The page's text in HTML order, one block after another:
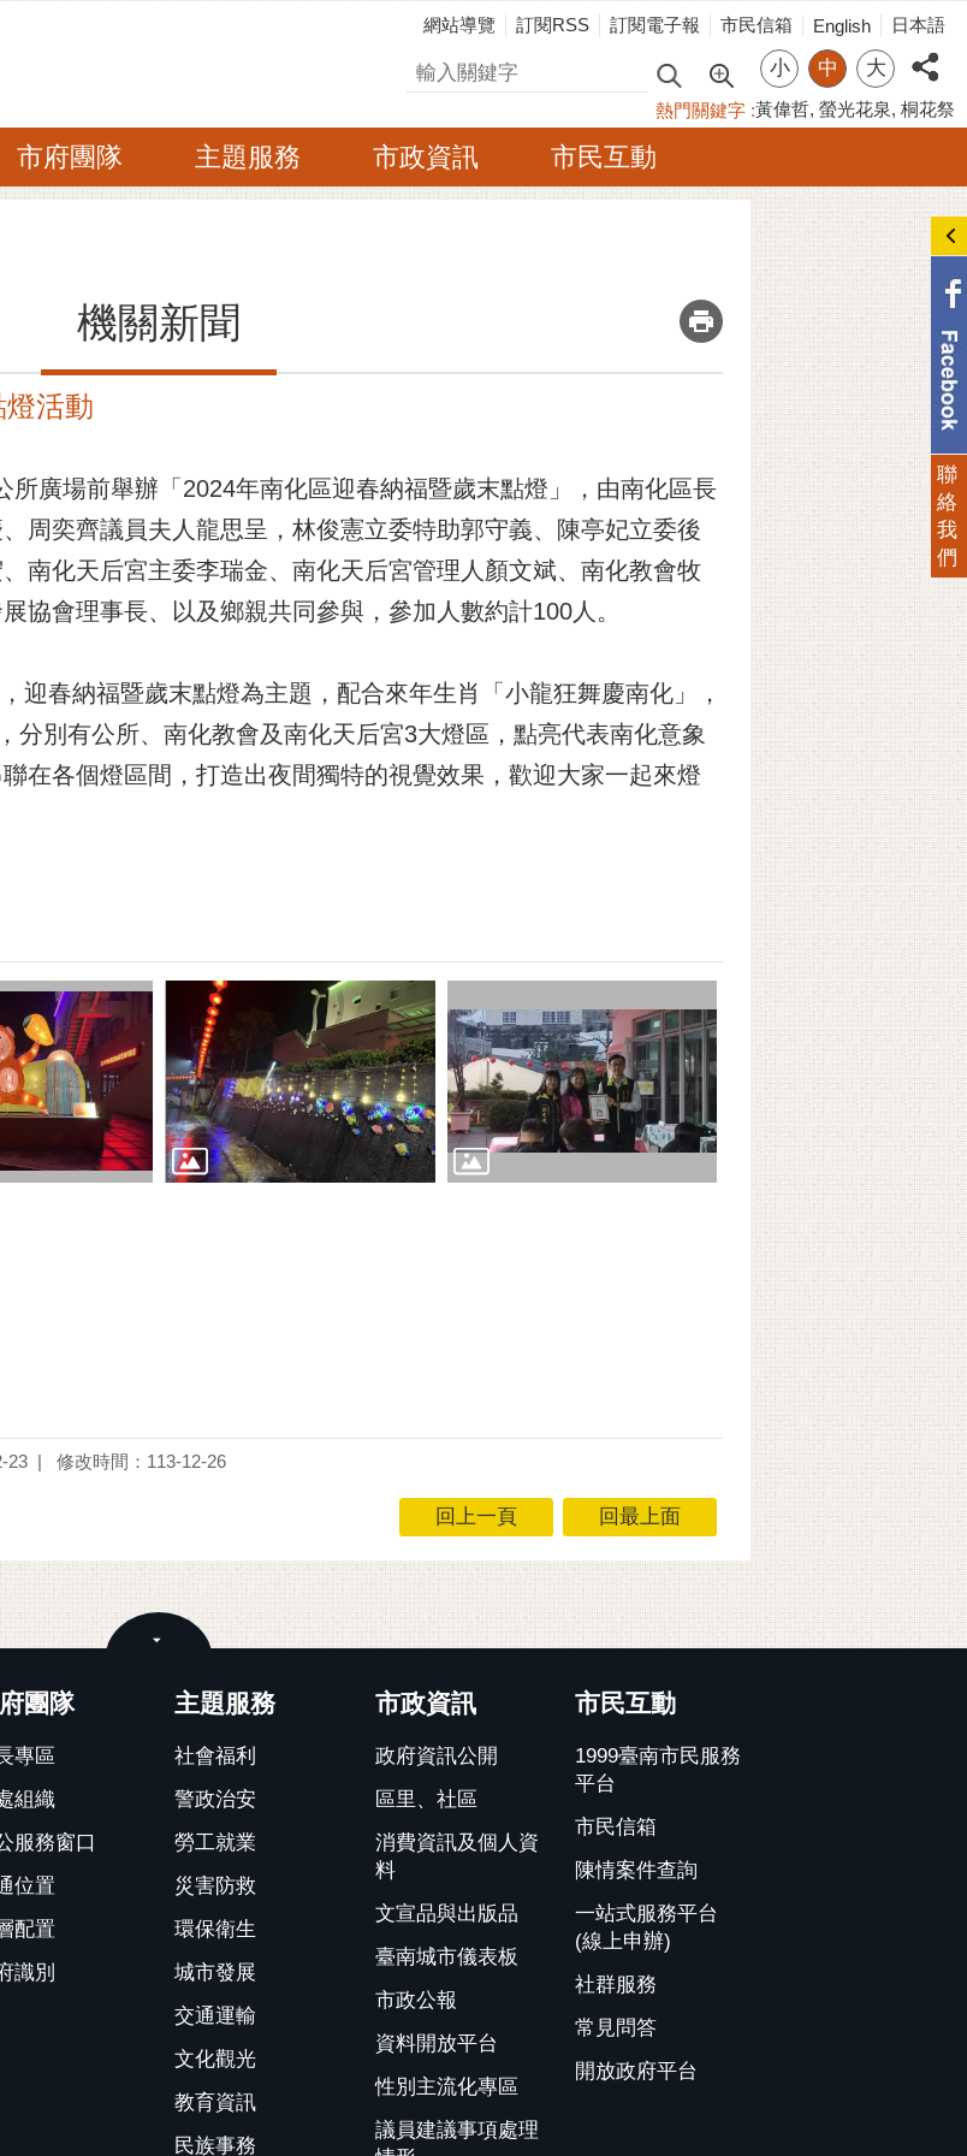
網站導覽 訂閱RSS 訂閱電子報 市民信箱 English 日本語
搜尋 小 中 大
熱門關鍵字 黃偉哲 螢光花泉 桐花祭
市府團隊 主題服務 市政資訊 市民互動
機關新聞 _
活動
廣場前舉辦「2024年南化區迎春納福暨歲末點燈」，由南化區長
周奕齊議員夫人龍思呈，林俊憲立委特助郭守義、陳亭妃立委後
南化天后宮主委李瑞金、南化天后宮管理人顏文斌、南化教會牧
協會理事長、以及鄉親共同參與，參加人數約計100人。
迎春納福暨歲末點燈為主題，配合來年生肖「小龍狂舞慶南化」，
分別有公所、南化教會及南化天后宮3大燈區，點亮代表南化意象
在各個燈區間，打造出夜間獨特的視覺效果，歡迎大家一起來燈
23 修改時間：113-12-26
回上一頁 回最上面
團隊
專區
組織
服務窗口
位置
配置
識別
主題服務
社會福利
警政治安
勞工就業
災害防救
環保衛生
城市發展
交通運輸
文化觀光
教育資訊
民族事務
市政資訊
政府資訊公開
區里、社區
消費資訊及個人資
料
文宣品與出版品
臺南城市儀表板
市政公報
資料開放平台
性別主流化專區
議員建議事項處理
市民互動
1999臺南市民服務
平台
市民信箱
陳情案件查詢
一站式服務平台
(線上申辦)
社群服務
常見問答
開放政府平台
聯
絡
我
們